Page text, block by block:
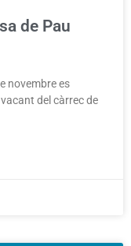
de Pau
novembre es
del càrrec de